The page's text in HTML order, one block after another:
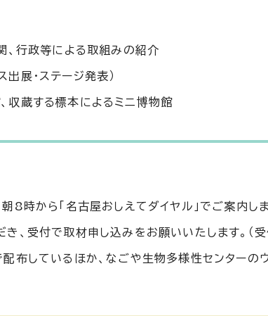
、行政等による取組みの紹介
展・ステージ発表）
収蔵する標本によるミニ博物館
8時から「名古屋おしえてダイヤル」でご案内
、受付で取材申し込みをお願いいたします。（
布しているほか、なごや生物多様性センターの